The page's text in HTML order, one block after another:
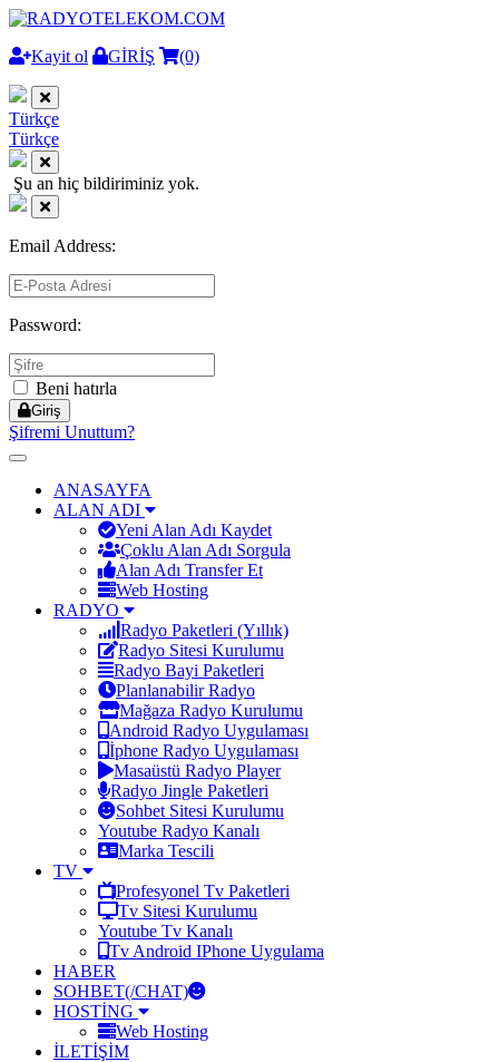
Kayit ol GİRİŞ (0)
Türkçe
Türkçe
Şu an hiç bildiriminiz yok.
Email Address:
Password:
Beni hatırla
Giriş
Şifremi Unuttum?
Toggle
navigationANASAYFA
ALAN ADI
Yeni Alan Adı Kaydet
Çoklu Alan Adı Sorgula
Alan Adı Transfer Et
Web Hosting
RADYO
Radyo Paketleri (Yıllık)
Radyo Sitesi Kurulumu
Radyo Bayi Paketleri
Planlanabilir Radyo
Mağaza Radyo Kurulumu
Android Radyo Uygulaması
İphone Radyo Uygulaması
Masaüstü Radyo Player
Radyo Jingle Paketleri
Sohbet Sitesi Kurulumu
Youtube Radyo Kanalı
Marka Tescili
TV
Profesyonel Tv Paketleri
Tv Sitesi Kurulumu
Youtube Tv Kanalı
Tv Android IPhone Uygulama
HABER
SOHBET(/CHAT)
HOSTİNG
Web Hosting
İLETİŞİM